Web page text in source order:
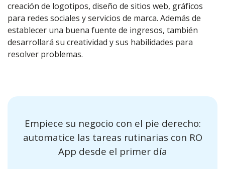
creación de logotipos, diseño de sitios web, gráficos
para redes sociales y servicios de marca. Además de
establecer una buena fuente de ingresos, también
desarrollará su creatividad y sus habilidades para
resolver problemas.
Empiece su negocio con el pie derecho:
automatice las tareas rutinarias con RO
App desde el primer día